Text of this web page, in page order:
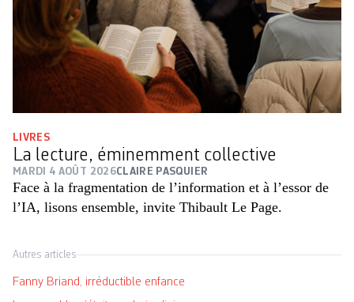
LIVRES
La lecture, éminemment collective
MARDI 4 AOÛT 2026CLAIRE PASQUIER
Face à la fragmentation de l’information et à l’essor de
l’IA, lisons ensemble, invite Thibault Le Page.
Autres articles
Fanny Briand, irréductible enfance